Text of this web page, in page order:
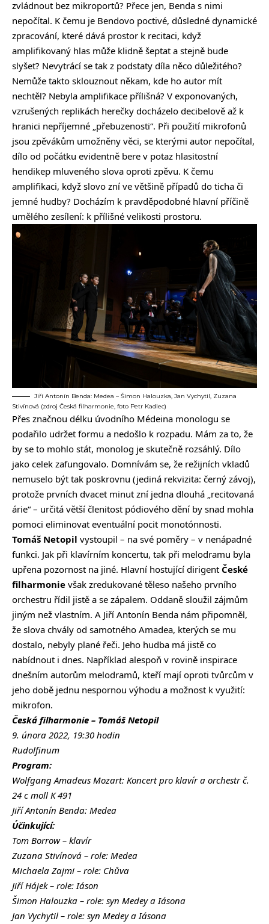
zvládnout bez mikroportů? Přece jen, Benda s nimi
nepočítal. K čemu je Bendovo poctivé, důsledné dynamické
zpracování, které dává prostor k recitaci, když
amplifikovaný hlas může klidně šeptat a stejně bude
slyšet? Nevytrácí se tak z podstaty díla něco důležitého?
Nemůže takto sklouznout někam, kde ho autor mít
nechtěl? Nebyla amplifikace přílišná? V exponovaných,
vzrušených replikách herečky docházelo decibelově až k
hranici nepříjemné „přebuzenosti“. Při použití mikrofonů
jsou zpěvákům umožněny věci, se kterými autor nepočítal,
dílo od počátku evidentně bere v potaz hlasitostní
hendikep mluveného slova oproti zpěvu. K čemu
amplifikaci, když slovo zní ve většině případů do ticha či
jemné hudby? Docházím k pravděpodobné hlavní příčině
umělého zesílení: k přílišné velikosti prostoru.
Jiří Antonín Benda: Medea – Šimon Halouzka, Jan Vychytil, Zuzana
Stivínová (zdroj Česká filharmonie, foto Petr Kadlec)
Přes značnou délku úvodního Médeina monologu se
podařilo udržet formu a nedošlo k rozpadu. Mám za to, že
by se to mohlo stát, monolog je skutečně rozsáhlý. Dílo
jako celek zafungovalo. Domnívám se, že režijních vkladů
nemuselo být tak poskrovnu (jediná rekvizita: černý závoj),
protože prvních dvacet minut zní jedna dlouhá „recitovaná
árie“ – určitá větší členitost pódiového dění by snad mohla
pomoci eliminovat eventuální pocit monotónnosti.
Tomáš Netopil vystoupil – na své poměry – v nenápadné
funkci. Jak při klavírním koncertu, tak při melodramu byla
upřena pozornost na jiné. Hlavní hostující dirigent České
filharmonie však zredukované těleso našeho prvního
orchestru řídil jistě a se zápalem. Oddaně sloužil zájmům
jiným než vlastním. A Jiří Antonín Benda nám připomněl,
že slova chvály od samotného Amadea, kterých se mu
dostalo, nebyly plané řeči. Jeho hudba má jistě co
nabídnout i dnes. Například alespoň v rovině inspirace
dnešním autorům melodramů, kteří mají oproti tvůrcům v
jeho době jednu nespornou výhodu a možnost k využití:
mikrofon.
Česká filharmonie – Tomáš Netopil
9. února 2022, 19:30 hodin
Rudolfinum
Program:
Wolfgang Amadeus Mozart: Koncert pro klavír a orchestr č.
24 c moll K 491
Jiří Antonín Benda: Medea
Účinkující:
Tom Borrow – klavír
Zuzana Stivínová – role: Medea
Michaela Zajmi – role: Chůva
Jiří Hájek – role: Iáson
Šimon Halouzka – role: syn Medey a Iásona
Jan Vychytil – role: syn Medey a Iásona